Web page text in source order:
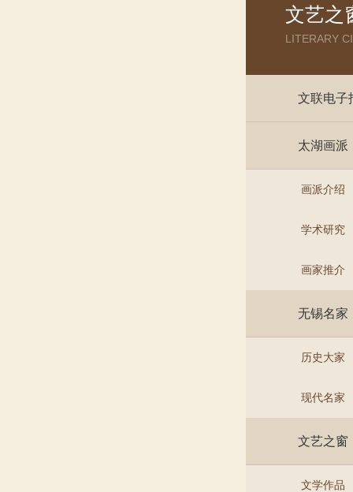
文艺之
LITERARY
文联电子
太湖画派
画派介绍
学术研究
画家推介
无锡名家
历史大家
现代名家
文艺之窗
文学作品